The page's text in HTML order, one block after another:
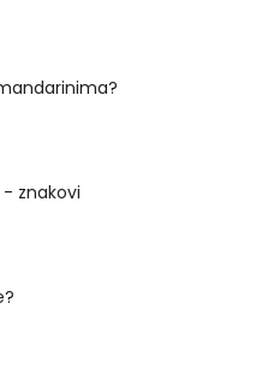
- znakovi